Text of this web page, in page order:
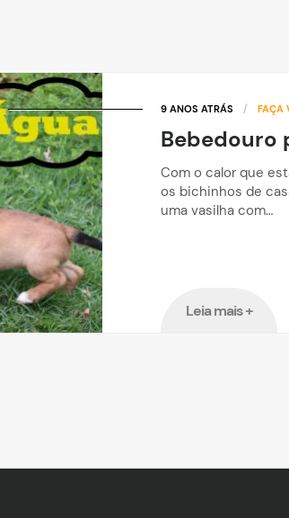
9 ANOS ATRÁS / FAÇA
Bebedouro
Com o calor que
os bichinhos de
uma vasilha com…
Leia mais +